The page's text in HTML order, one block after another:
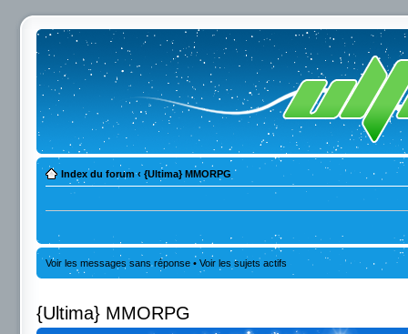
Index du forum ‹ {Ultima} MMORPG
Voir les messages sans réponse • Voir les sujets actifs
{Ultima} MMORPG